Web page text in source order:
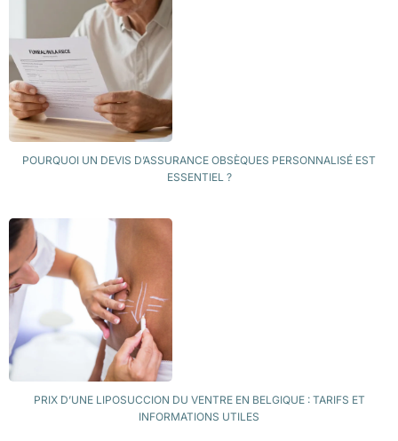
POURQUOI UN DEVIS D’ASSURANCE OBSÈQUES PERSONNALISÉ EST
ESSENTIEL ?
PRIX D’UNE LIPOSUCCION DU VENTRE EN BELGIQUE : TARIFS ET
INFORMATIONS UTILES